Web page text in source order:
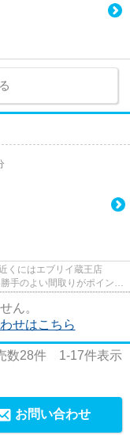
くにはエブリイ蔵王店
手のよい間取りがポイント
ん。
せはこちら
数28件 1-17件表示
お問い合わせ